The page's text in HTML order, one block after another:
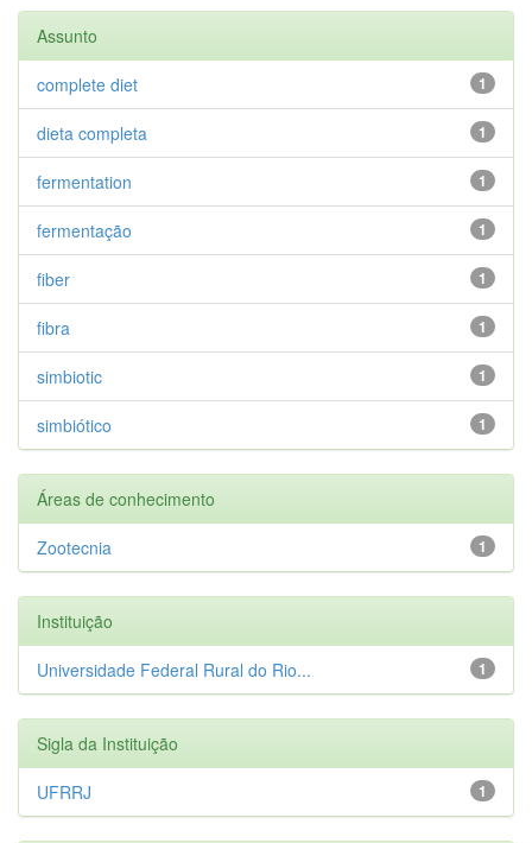
Assunto
1
complete diet
1
dieta completa
1
fermentation
1
fermentação
1
fiber
1
fibra
1
simbiotic
1
simbiótico
Áreas de conhecimento
1
Zootecnia
Instituição
1
Universidade Federal Rural do Rio...
Sigla da Instituição
1
UFRRJ